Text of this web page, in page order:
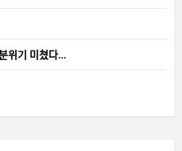
미쳤다…